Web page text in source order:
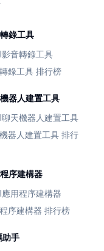
錄工具
影音轉錄工具
錄工具 排行榜
器人建置工具
聊天機器人建置工具
器人建置工具 排行
序建構器
用程序建構器
序建構器 排行榜
助手